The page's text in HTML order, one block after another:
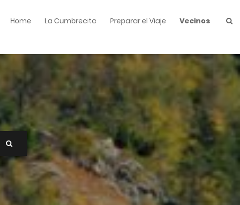
Home La Cumbrecita Preparar el Viaje Vecinos